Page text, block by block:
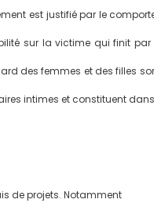
est justifié par le
sur la victime qui finit
des femmes et des filles
intimes et constituent
de projets. Notamment